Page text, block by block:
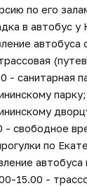
по его
в автобус у
автобуса
- санитарная
- свободное
по
автобуса
15.00 -